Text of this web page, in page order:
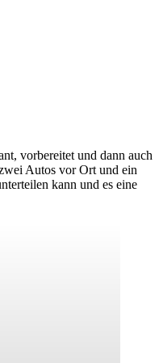
vorbereitet und dann auch
Autos vor Ort und ein
kann und es eine